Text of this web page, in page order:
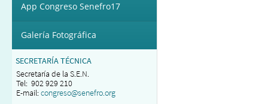
App Congreso Senefro17
Galería Fotográfica